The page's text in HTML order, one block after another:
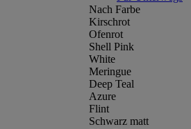
Nach Farbe
Kirschrot
Ofenrot
Shell Pink
White
Meringue
Deep Teal
Azure
Flint
Schwarz matt